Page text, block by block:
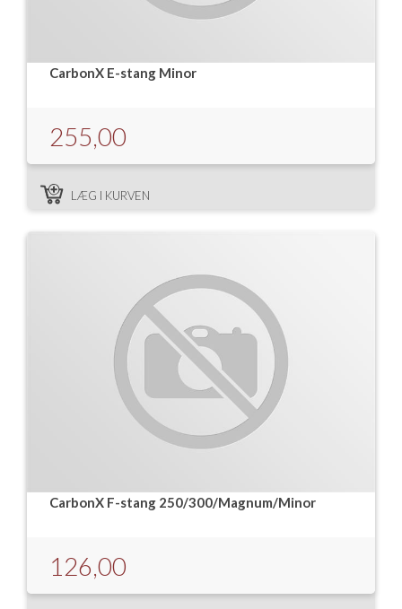
CarbonX E-stang Minor
255,00
LÆG I KURVEN
CarbonX F-stang 250/300/Magnum/Minor
126,00